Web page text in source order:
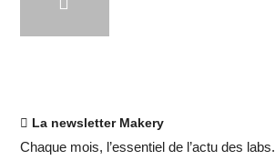
La newsletter Makery
Chaque mois, l’es­sen­tiel de l’actu des labs.